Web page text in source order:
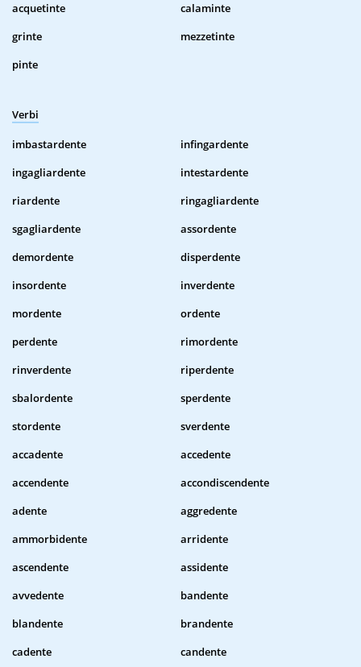
acquetinte
calaminte
grinte
mezzetinte
pinte
Verbi
imbastardente
infingardente
ingagliardente
intestardente
riardente
ringagliardente
sgagliardente
assordente
demordente
disperdente
insordente
inverdente
mordente
ordente
perdente
rimordente
rinverdente
riperdente
sbalordente
sperdente
stordente
sverdente
accadente
accedente
accendente
accondiscendente
adente
aggredente
ammorbidente
arridente
ascendente
assidente
avvedente
bandente
blandente
brandente
cadente
candente